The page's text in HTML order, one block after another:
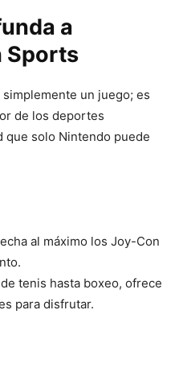
a
Sports
simplemente un juego; es
de los deportes
que solo Nintendo puede
al máximo los Joy-Con
tenis hasta boxeo, ofrece
para disfrutar.